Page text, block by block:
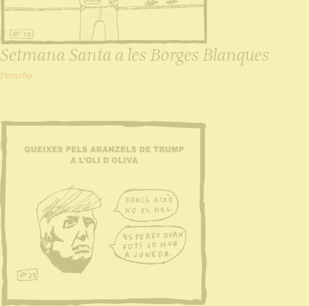
Setmana Santa a les Borges Blanques
Perucho